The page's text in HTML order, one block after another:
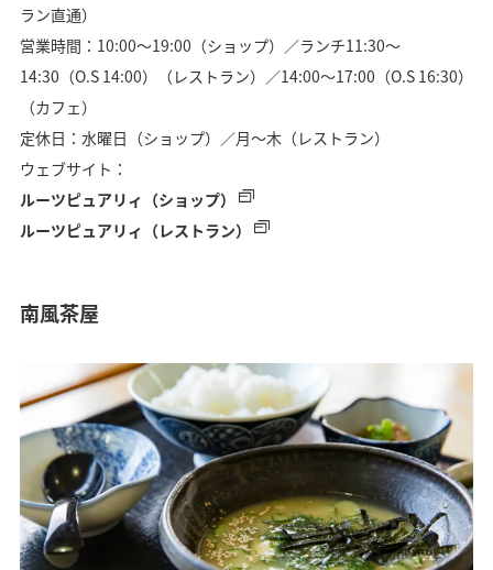
ラン直通）
営業時間：10:00～19:00（ショップ）／ランチ11:30〜
14:30（O.S 14:00）（レストラン）／14:00〜17:00（O.S 16:30）
（カフェ）
定休日：水曜日（ショップ）／月～木（レストラン）
ウェブサイト：
ルーツピュアリィ（ショップ）
ルーツピュアリィ（レストラン）
南風茶屋